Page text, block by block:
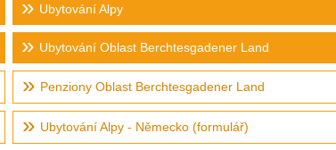
Ubytování Alpy
Ubytování Oblast Berchtesgadener Land
Penziony Oblast Berchtesgadener Land
Ubytování Alpy - Německo (formulář)